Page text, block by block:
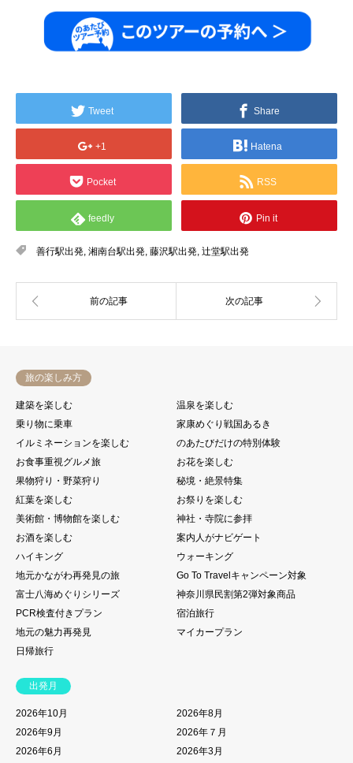
Tweet Share
+1 Hatena
Pocket RSS
feedly Pin it
善行駅出発, 湘南台駅出発, 藤沢駅出発, 辻堂駅出発
旅の楽しみ方
建築を楽しむ
温泉を楽しむ
乗り物に乗車
家康めぐり戦国あるき
イルミネーションを楽しむ
のあたびだけの特別体験
お食事重視グルメ旅
お花を楽しむ
果物狩り・野菜狩り
秘境・絶景特集
紅葉を楽しむ
お祭りを楽しむ
美術館・博物館を楽しむ
神社・寺院に参拝
お酒を楽しむ
案内人がナビゲート
ハイキング
ウォーキング
地元かながわ再発見の旅
Go To Travelキャンペーン対象
富士八海めぐりシリーズ
神奈川県民割第2弾対象商品
PCR検査付きプラン
宿泊旅行
地元の魅力再発見
マイカープラン
日帰旅行
出発月
2026年10月
2026年8月
2026年9月
2026年７月
2026年6月
2026年3月